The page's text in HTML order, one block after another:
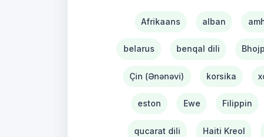
Afrikaans alban
belarus benqal dili
Çin (Ənənəvi) korsika
eston Ewe Filippin
qucarat dili Haiti Kreol